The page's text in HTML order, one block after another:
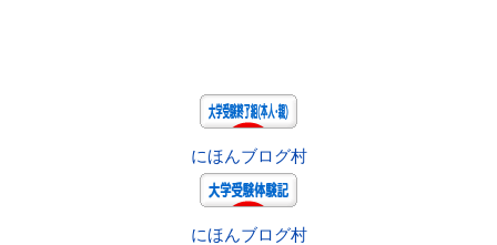
にほんブログ村
にほんブログ村